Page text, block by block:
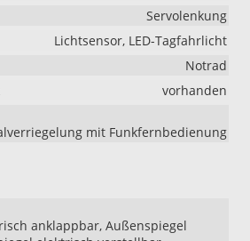
Servolenkung
Lichtsensor, LED-Tagfahrlicht
Notrad
vorhanden
mit Funkfernbedienung
anklappbar, Außenspiegel